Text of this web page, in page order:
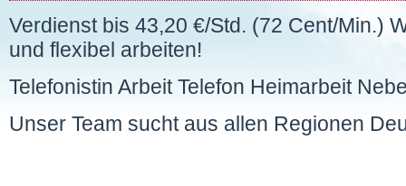
Verdienst bis 43,20 €/Std. (72 Cent/Min.)
und flexibel arbeiten!
Telefonistin Arbeit Telefon Heimarbeit
Unser Team sucht aus allen Regionen